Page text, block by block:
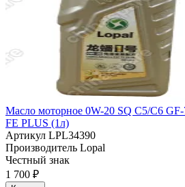
Масло моторное 0W-20 SQ C5/C6
FE PLUS (1л)
Артикул LPL34390
Производитель Lopal
Честный знак
1 700 ₽